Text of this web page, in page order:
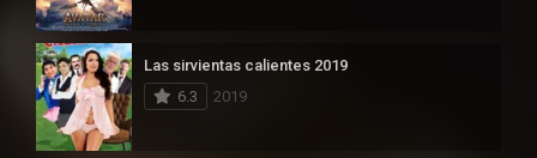
Las sirvientas calientes 2019
6.3
2019